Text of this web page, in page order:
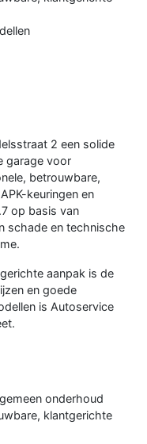
2 een solide
garage voor
betrouwbare,
keuringen en
op basis van
schade en technische
aanpak is de
en goede
is Autoservice
onderhoud
klantgerichte